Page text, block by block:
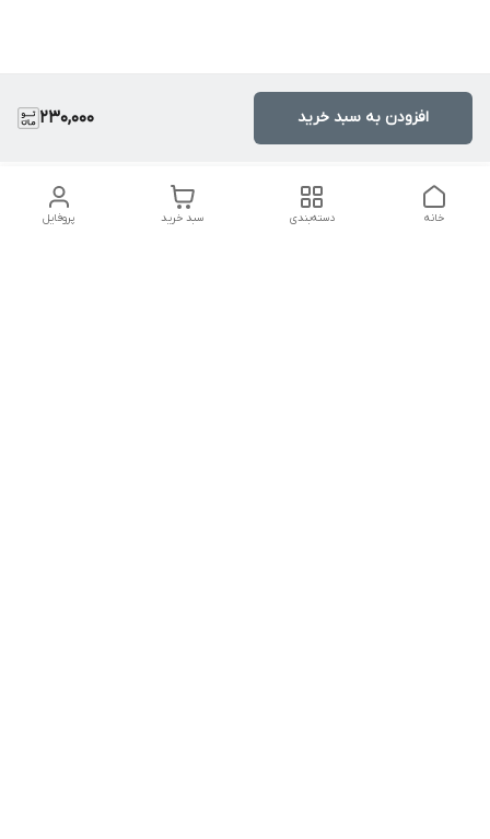
230,000 افزودن به سبد خرید
پروفایل سبد خرید دسته‌بندی خانه